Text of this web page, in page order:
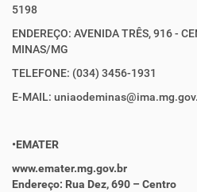
5198
ENDEREÇO: AVENIDA TRÊS, 916 -
MINAS/MG
TELEFONE: (034) 3456-1931
E-MAIL:
•EMATER
www.emater.mg.gov.br
Endereço: Rua Dez, 690 – Centro